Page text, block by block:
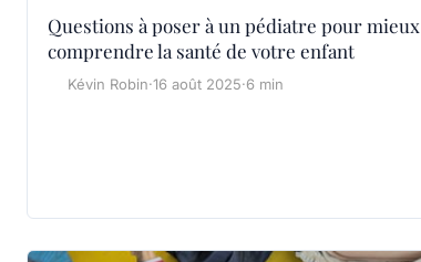
Questions à poser à un pédiatre pour mieux
comprendre la santé de votre enfant
Kévin Robin·16 août 2025·6 min